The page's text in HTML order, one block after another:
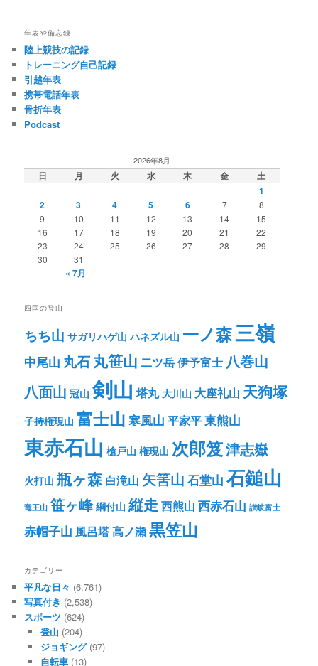
年表や備忘録
陸上競技の記録
トレーニング自己記録
引越年表
携帯電話年表
骨折年表
Podcast
2026年8月
日 月 火 水 木 金
土
1
2
3 4 5 6 7
8
9
10 11 12 13 14
15
16
17 18 19 20 21
22
23
24 25 26 27 28
29
30
31
« 7月
四国の登山
ちち山 サガリハゲ山 ハネズル山 一ノ森三嶺
中尾山 丸石丸笹山 二ツ岳伊予富士 八巻山
八面山 冠山 剣山 塔丸 大川山 大座礼山 天狗塚
子持権現山 富士山 寒風山 平家平東熊山
東赤石山 槍戸山 権現山 次郎笈津志嶽
火打山 瓶ヶ森 白滝山 矢筈山 石堂山 石鎚山
竜王山 笹ヶ峰 綱付山 縦走西熊山 西赤石山 讃岐富士
赤帽子山 風呂塔高ノ瀬黒笠山
カテゴリー
平凡な日々 (6,761)
写真付き (2,538)
スポーツ (624)
登山 (204)
ジョギング(97)
自転車(13)